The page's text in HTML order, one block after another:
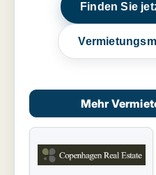
Finden Sie
Mehr